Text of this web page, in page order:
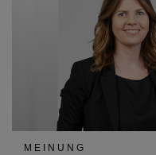
MEINUNG